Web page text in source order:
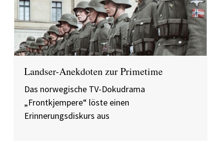
Landser-Anekdoten zur Primetime
Das norwegische TV-Dokudrama
„Frontkjempere“ löste einen
Erinnerungsdiskurs aus